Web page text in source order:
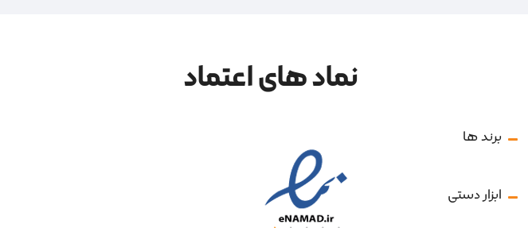
برند ها
ابزار دستی
نماد های اعتماد